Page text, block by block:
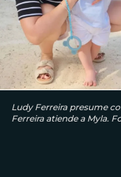
Ludy Ferreira presume
Ferreira atiende a Myla.